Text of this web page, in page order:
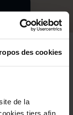
des cookies
de la
tiers afin